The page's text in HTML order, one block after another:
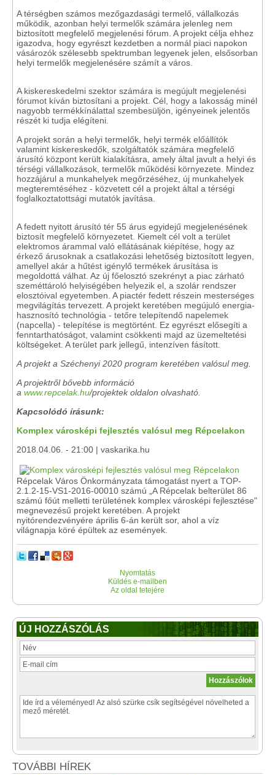
A térségben számos mezőgazdasági termelő, vállalkozás
működik, azonban helyi termelők számára jelenleg nem
biztosított megfelelő megjelenési fórum. A projekt célja ehhez
igazodva, hogy egyrészt kezdetben a normál piaci napokon
vásározók szélesebb spektrumban legyenek jelen, elsősorban
helyi termelők megjelenésére számít a város.
A kiskereskedelmi szektor számára is megújult megjelenési
fórumot kíván biztosítani a projekt. Cél, hogy a lakosság minél
nagyobb termékkínálattal szembesüljön, igényeinek jelentős
részét ki tudja elégíteni.
A projekt során a helyi termelők, helyi termék előállítók
valamint kiskereskedők, szolgáltatók számára megfelelő
árusító központ került kialakításra, amely által javult a helyi és
térségi vállalkozások, termelők működési környezete. Mindez
hozzájárul a munkahelyek megőrzéséhez, új munkahelyek
megteremtéséhez - közvetett cél a projekt által a térségi
foglalkoztatottsági mutatók javítása.
A fedett nyitott árusító tér 55 árus egyidejű megjelenésének
biztosít megfelelő környezetet. Kiemelt cél volt a terület
elektromos árammal való ellátásának kiépítése, hogy az
érkező árusoknak a csatlakozási lehetőség biztosított legyen,
amellyel akár a hűtést igénylő termékek árusítása is
megoldottá válhat. Az új főelosztó szekrényt a piac zárható
szeméttároló helyiségében helyezik el, a szolár rendszer
elosztóival egyetemben. A piactér fedett részein mesterséges
megvilágítás tervezett. A projekt keretében megújuló energia-
hasznosító technológia - tetőre telepítendő napelemek
(napcella) - telepítése is megtörtént. Ez egyrészt elősegíti a
fenntarthatóságot, valamint csökkenti majd az üzemeltetési
költségeket. A terület park jellegű, intenzíven fásított.
A projekt a Széchenyi 2020 program keretében valósul meg.
A projektről bővebb információ
a www.repcelak.hu/projektek oldalon olvasható.
Kapcsolódó írásunk:
Komplex városképi fejlesztés valósul meg Répcelakon
2018.04.06. - 21:00 | vaskarika.hu
Répcelak Város Önkormányzata támogatást nyert a TOP-
2.1.2-15-VS1-2016-00010 számú „A Répcelak belterület 86
számú főút melletti területének komplex városképi fejlesztése"
megnevezésű projekt keretében. A projekt
nyitórendezvényére április 6-án került sor, ahol a víz
világnapja köré épültek az események.
Nyomtatás
Küldés e-mailben
Az oldal tetejére
ÚJ HOZZÁSZÓLÁS
TOVÁBBI HÍREK